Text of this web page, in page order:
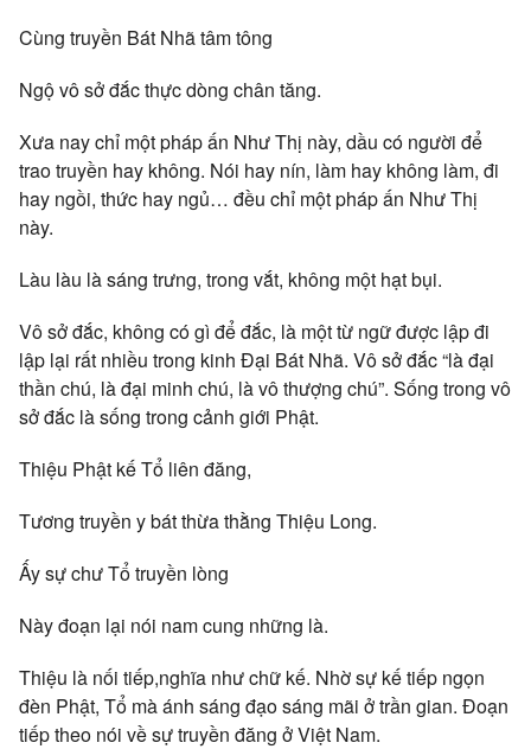
Cùng truyền Bát Nhã tâm tông
Ngộ vô sở đắc thực dòng chân tăng.
Xưa nay chỉ một pháp ấn Như Thị này, dầu có người để
trao truyền hay không. Nói hay nín, làm hay không làm, đi
hay ngồi, thức hay ngủ… đều chỉ một pháp ấn Như Thị
này.
Làu làu là sáng trưng, trong vắt, không một hạt bụi.
Vô sở đắc, không có gì để đắc, là một từ ngữ được lập đi
lập lại rất nhiều trong kinh Đại Bát Nhã. Vô sở đắc “là đại
thần chú, là đại minh chú, là vô thượng chú”. Sống trong vô
sở đắc là sống trong cảnh giới Phật.
Thiệu Phật kế Tổ liên đăng,
Tương truyền y bát thừa thằng Thiệu Long.
Ấy sự chư Tổ truyền lòng
Này đoạn lại nói nam cung những là.
Thiệu là nối tiếp,nghĩa như chữ kế. Nhờ sự kế tiếp ngọn
đèn Phật, Tổ mà ánh sáng đạo sáng mãi ở trần gian. Đoạn
tiếp theo nói về sự truyền đăng ở Việt Nam.